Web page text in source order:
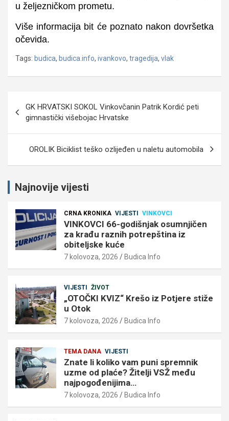
u željezničkom prometu.
Više informacija bit će poznato nakon dovršetka
očevida.
Tags: budica, budica.info, ivankovo, tragedija, vlak
objava
GK HRVATSKI SOKOL Vinkovčanin Patrik Kordić peti
gimnastički višebojac Hrvatske
OROLIK Biciklist teško ozlijeđen u naletu automobila
Najnovije vijesti
CRNA KRONIKA VIJESTI VINKOVCI
VINKOVCI 66-godišnjak osumnjičen
za krađu raznih potrepština iz
obiteljske kuće
7 kolovoza, 2026 Budica Info
VIJESTI ŽIVOT
„OTOČKI KVIZ“ Krešo iz Potjere stiže
u Otok
7 kolovoza, 2026 Budica Info
TEMA DANA VIJESTI
Znate li koliko vam puni spremnik
uzme od plaće? Žitelji VSŽ među
najpogođenijima…
7 kolovoza, 2026 Budica Info